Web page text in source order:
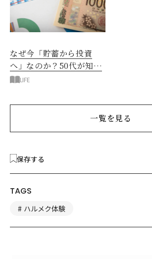
なぜ今「貯蓄から投資
へ」なのか？50代が知る
べきお金の新常識
LIFE
一覧を見る
保存する
TAGS
ハルメク体験